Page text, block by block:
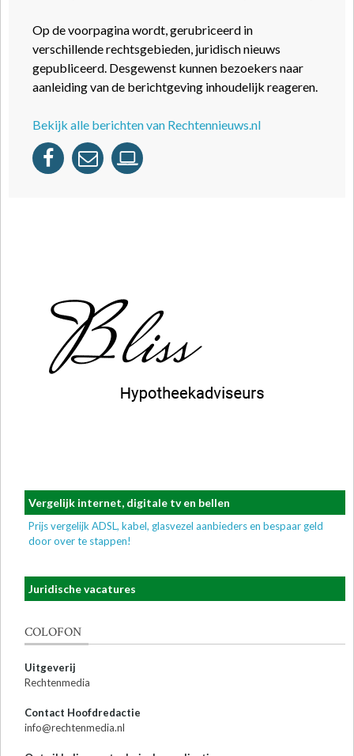
Op de voorpagina wordt, gerubriceerd in
verschillende rechtsgebieden, juridisch nieuws
gepubliceerd. Desgewenst kunnen bezoekers naar
aanleiding van de berichtgeving inhoudelijk reageren.
Bekijk alle berichten van Rechtennieuws.nl
Vergelijk internet, digitale tv en bellen
Prijs vergelijk ADSL, kabel, glasvezel aanbieders en bespaar geld
door over te stappen!
Juridische vacatures
COLOFON
Uitgeverij
Rechtenmedia
Contact Hoofdredactie
info@rechtenmedia.nl